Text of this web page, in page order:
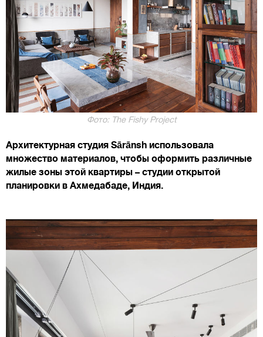
Фото: The Fishy Project
Архитектурная студия Sārānsh использовала
множество материалов, чтобы оформить различные
жилые зоны этой квартиры – студии открытой
планировки в Ахмедабаде, Индия.